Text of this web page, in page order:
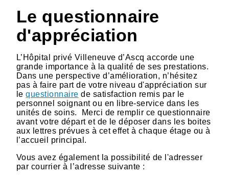
Le questionnaire
d'appréciation
L’Hôpital privé Villeneuve d’Ascq accorde une
grande importance à la qualité de ses prestations.
Dans une perspective d’amélioration, n’hésitez
pas à faire part de votre niveau d'appréciation sur
lequestionnaire de satisfaction remis par le
personnel soignant ou en libre-service dans les
unités de soins. Merci de remplir ce questionnaire
avant votre départ et de le déposer dans les boites
aux lettres prévues à cet effet à chaque étage ou à
l’accueil principal.
Vous avez également la possibilité de l'adresser
par courrier à l’adresse suivante :